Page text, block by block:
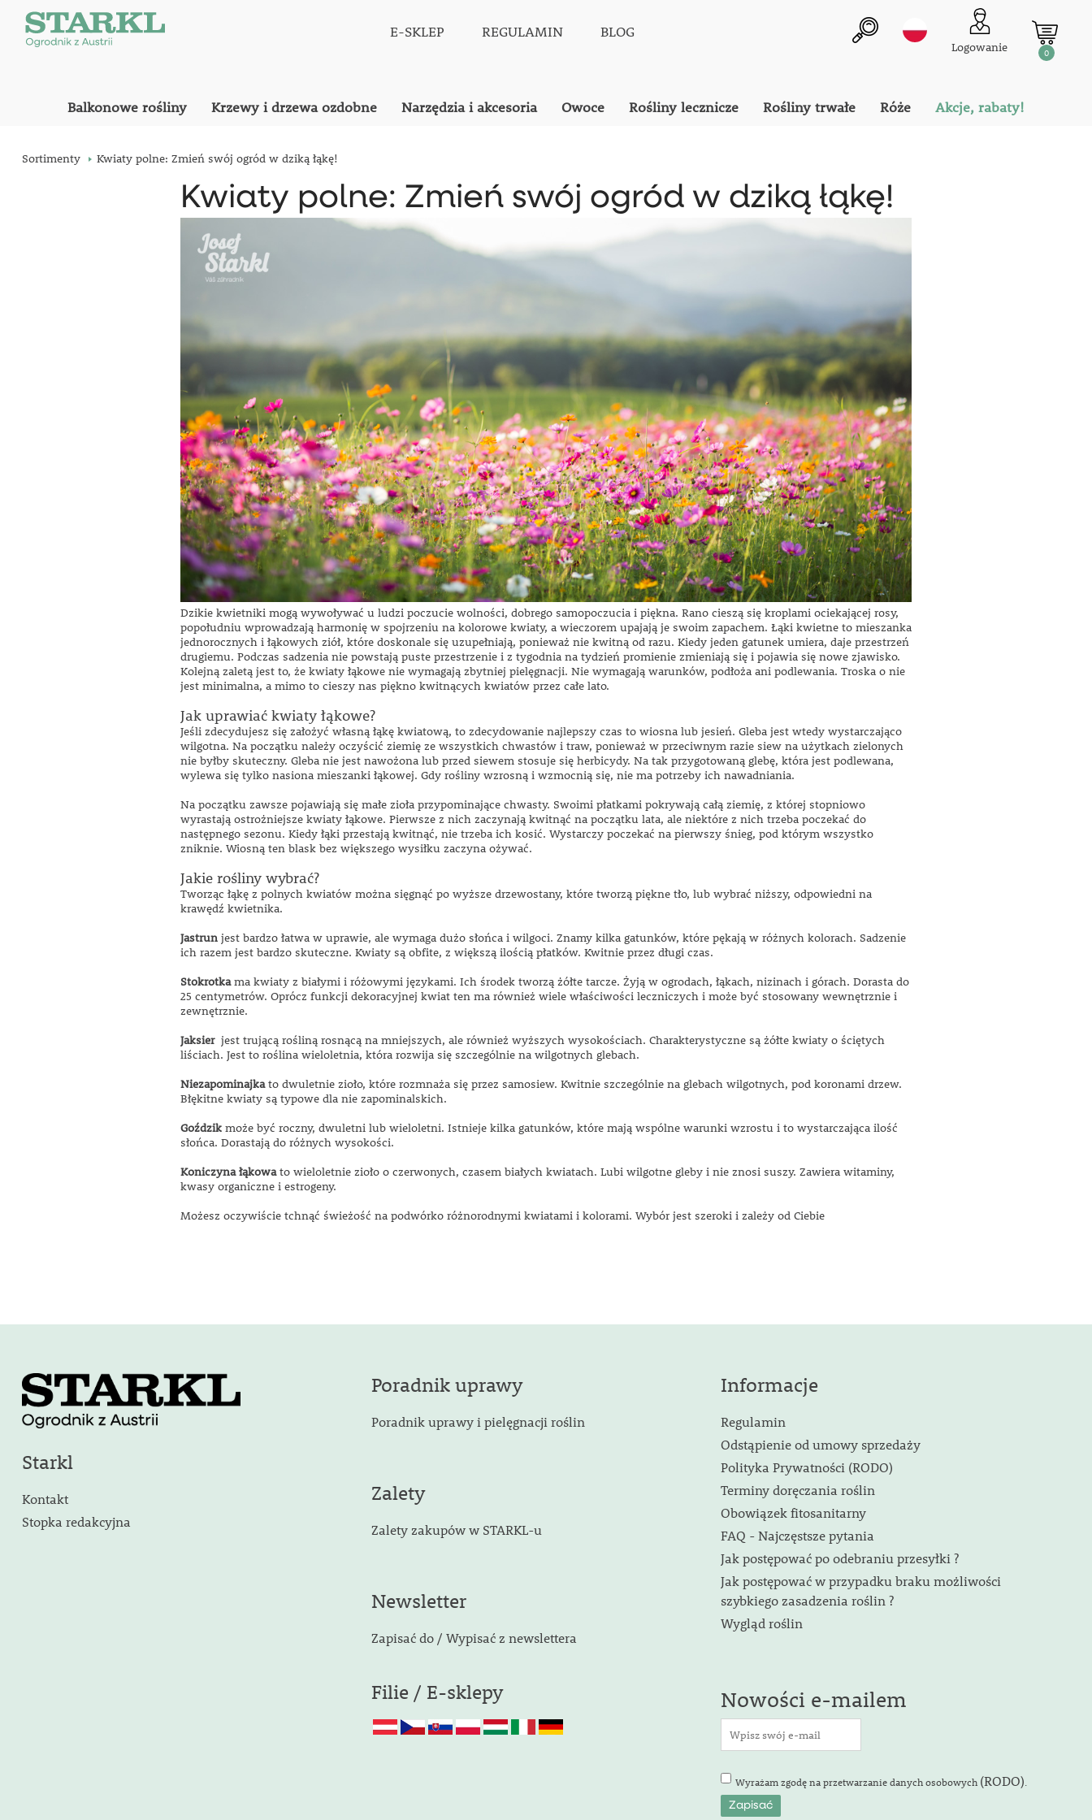
E-SKLEP REGULAMIN BLOG
Logowanie 0
Balkonowe rośliny Krzewy i drzewa ozdobne Narzędzia i akcesoria Owoce Rośliny lecznicze Rośliny trwałe Róże Akcje, rabaty!
Sortimenty Kwiaty polne: Zmień swój ogród w dziką łąkę!
Kwiaty polne: Zmień swój ogród w dziką łąkę!
Dzikie kwietniki mogą wywoływać u ludzi poczucie wolności, dobrego samopoczucia i piękna. Rano cieszą się kroplami ociekającej rosy,
popołudniu wprowadzają harmonię w spojrzeniu na kolorowe kwiaty, a wieczorem upajają je swoim zapachem. Łąki kwietne to mieszanka
jednorocznych i łąkowych ziół, które doskonale się uzupełniają, ponieważ nie kwitną od razu. Kiedy jeden gatunek umiera, daje przestrzeń
drugiemu. Podczas sadzenia nie powstają puste przestrzenie i z tygodnia na tydzień promienie zmieniają się i pojawia się nowe zjawisko.
Kolejną zaletą jest to, że kwiaty łąkowe nie wymagają zbytniej pielęgnacji. Nie wymagają warunków, podłoża ani podlewania. Troska o nie
jest minimalna, a mimo to cieszy nas piękno kwitnących kwiatów przez całe lato.
Jak uprawiać kwiaty łąkowe?
Jeśli zdecydujesz się założyć własną łąkę kwiatową, to zdecydowanie najlepszy czas to wiosna lub jesień. Gleba jest wtedy wystarczająco
wilgotna. Na początku należy oczyścić ziemię ze wszystkich chwastów i traw, ponieważ w przeciwnym razie siew na użytkach zielonych
nie byłby skuteczny. Gleba nie jest nawożona lub przed siewem stosuje się herbicydy. Na tak przygotowaną glebę, która jest podlewana,
wylewa się tylko nasiona mieszanki łąkowej. Gdy rośliny wzrosną i wzmocnią się, nie ma potrzeby ich nawadniania.
Na początku zawsze pojawiają się małe zioła przypominające chwasty. Swoimi płatkami pokrywają całą ziemię, z której stopniowo
wyrastają ostrożniejsze kwiaty łąkowe. Pierwsze z nich zaczynają kwitnąć na początku lata, ale niektóre z nich trzeba poczekać do
następnego sezonu. Kiedy łąki przestają kwitnąć, nie trzeba ich kosić. Wystarczy poczekać na pierwszy śnieg, pod którym wszystko
zniknie. Wiosną ten blask bez większego wysiłku zaczyna ożywać.
Jakie rośliny wybrać?
Tworząc łąkę z polnych kwiatów można sięgnąć po wyższe drzewostany, które tworzą piękne tło, lub wybrać niższy, odpowiedni na
krawędź kwietnika.
Jastrunjest bardzo łatwa w uprawie, ale wymaga dużo słońca i wilgoci. Znamy kilka gatunków, które pękają w różnych kolorach. Sadzenie
ich razem jest bardzo skuteczne. Kwiaty są obfite, z większą ilością płatków. Kwitnie przez długi czas.
Stokrotkama kwiaty z białymi i różowymi językami. Ich środek tworzą żółte tarcze. Żyją w ogrodach, łąkach, nizinach i górach. Dorasta do
25 centymetrów. Oprócz funkcji dekoracyjnej kwiat ten ma również wiele właściwości leczniczych i może być stosowany wewnętrznie i
zewnętrznie.
Jaksierjest trującą rośliną rosnącą na mniejszych, ale również wyższych wysokościach. Charakterystyczne są żółte kwiaty o ściętych
liściach. Jest to roślina wieloletnia, która rozwija się szczególnie na wilgotnych glebach.
Niezapominajkato dwuletnie zioło, które rozmnaża się przez samosiew. Kwitnie szczególnie na glebach wilgotnych, pod koronami drzew.
Błękitne kwiaty są typowe dla nie zapominalskich.
Goździkmoże być roczny, dwuletni lub wieloletni. Istnieje kilka gatunków, które mają wspólne warunki wzrostu i to wystarczająca ilość
słońca. Dorastają do różnych wysokości.
Koniczyna łąkowato wieloletnie zioło o czerwonych, czasem białych kwiatach. Lubi wilgotne gleby i nie znosi suszy. Zawiera witaminy,
kwasy organiczne i estrogeny.
Możesz oczywiście tchnąć świeżość na podwórko różnorodnymi kwiatami i kolorami. Wybór jest szeroki i zależy od Ciebie
Starkl
Kontakt
Stopka redakcyjna
Poradnik uprawy
Poradnik uprawy i pielęgnacji roślin
Zalety
Zalety zakupów w STARKL-u
Newsletter
Zapisać do / Wypisać z newslettera
Filie / E-sklepy
Informacje
Regulamin
Odstąpienie od umowy sprzedaży
Polityka Prywatności (RODO)
Terminy doręczania roślin
Obowiązek fitosanitarny
FAQ - Najczęstsze pytania
Jak postępować po odebraniu przesyłki ?
Jak postępować w przypadku braku możliwości
szybkiego zasadzenia roślin ?
Wygląd roślin
Nowości e-mailem
Wyrażam zgodę na przetwarzanie danych osobowych (RODO)